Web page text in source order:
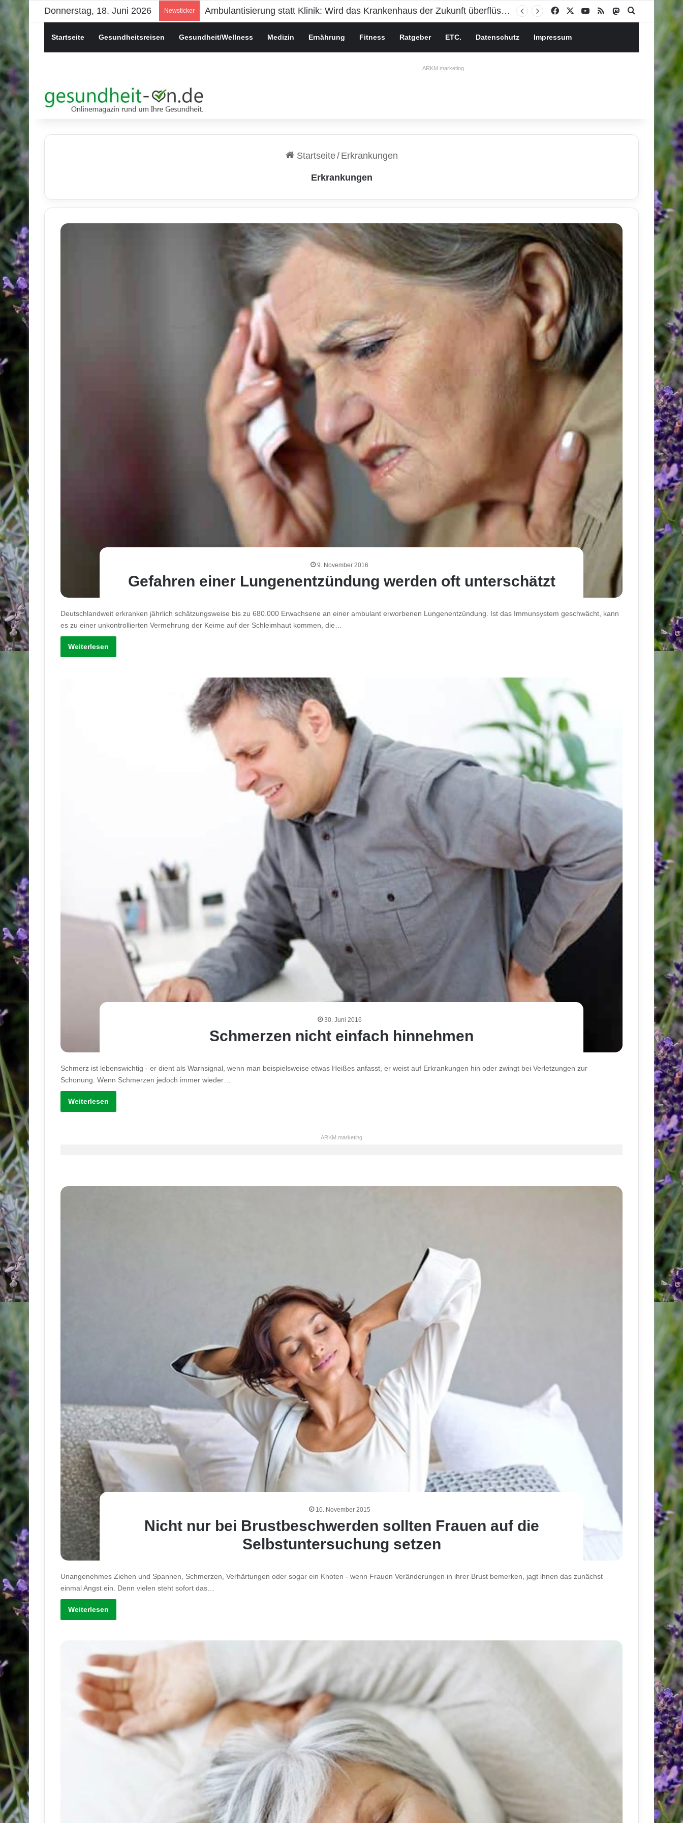
Donnerstag, 18. Juni 2026 Newsticker Psychische Gesundheit bei Jugendlichen Facebook YouTube
RSS MastodonSuchen nach
Startseite Gesundheitsreisen Gesundheit/Wellness Medizin Ernährung Fitness Ratgeber ETC. Datenschutz Impressum
ARKM.marketing
Startseite/ Erkrankungen
Erkrankungen
9. November 2016
Gefahren einer Lungenentzündung werden oft unterschätzt
Deutschlandweit erkranken jährlich schätzungsweise bis zu 680.000 Erwachsene an einer ambulant erworbenen Lungenentzündung. Ist das Immunsystem geschwächt, kann
es zu einer unkontrollierten Vermehrung der Keime auf der Schleimhaut kommen, die…
Weiterlesen
30. Juni 2016
Schmerzen nicht einfach hinnehmen
Schmerz ist lebenswichtig - er dient als Warnsignal, wenn man beispielsweise etwas Heißes anfasst, er weist auf Erkrankungen hin oder zwingt bei Verletzungen zur
Schonung. Wenn Schmerzen jedoch immer wieder…
Weiterlesen
ARKM.marketing
10. November 2015
Nicht nur bei Brustbeschwerden sollten Frauen auf die
Selbstuntersuchung setzen
Unangenehmes Ziehen und Spannen, Schmerzen, Verhärtungen oder sogar ein Knoten - wenn Frauen Veränderungen in ihrer Brust bemerken, jagt ihnen das zunächst
einmal Angst ein. Denn vielen steht sofort das…
Weiterlesen